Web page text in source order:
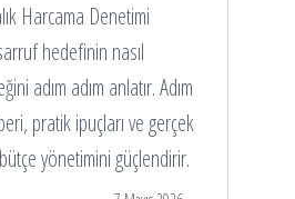
Harcama Denetimi
hedefinin nasıl
adım adım anlatır. Adım
pratik ipuçları ve gerçek
yönetimini güçlendirir.